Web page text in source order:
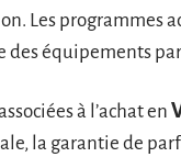
Les programmes
des équipements
à l’achat en
la garantie de